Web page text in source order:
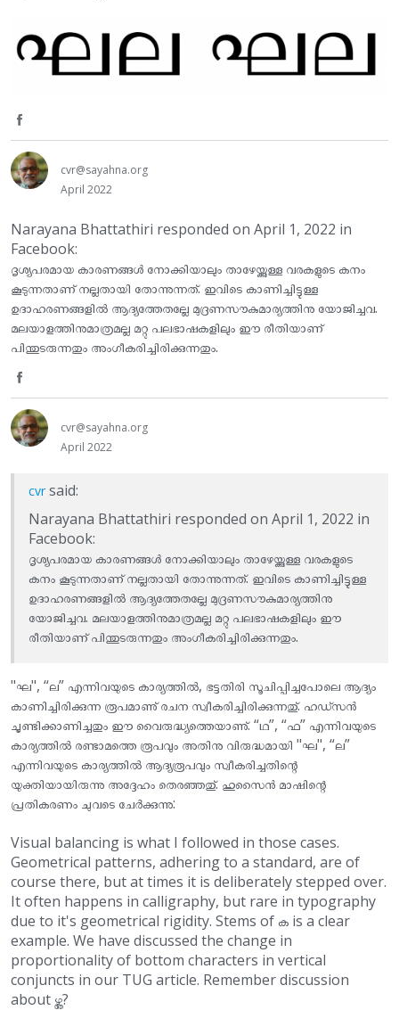
h
r
e
o
F
a
c
e
b
cvr@sayahna.org
April 2022
Narayana Bhattathiri responded on April 1, 2022 in
Facebook:
ദൃശ്യപരമായ കാരണങ്ങള്‍ നോക്കിയാലും താഴേയ്ക്കുള്ള വരകളുടെ കനം
കൂടുന്നതാണ് നല്ലതായി തോന്നുന്നത്. ഇവിടെ കാണിച്ചിട്ടുള്ള
ഉദാഹരണങ്ങളില്‍ ആദ്യത്തേതല്ലേ മുദ്രണസൗകുമാര്യത്തിനു യോജിച്ചവ.
മലയാളത്തിനുമാത്രമല്ല മറ്റു പലഭാഷകളിലും ഈ രീതിയാണ്
പിന്തുടരുന്നതും അംഗീകരിച്ചിരിക്കുന്നതും.
h
e
b
o
cvr@sayahna.org
April 2022
cvr said:
Narayana Bhattathiri responded on April 1, 2022 in
Facebook:
ദൃശ്യപരമായ കാരണങ്ങള്‍ നോക്കിയാലും താഴേയ്ക്കുള്ള വരകളുടെ
കനം കൂടുന്നതാണ് നല്ലതായി തോന്നുന്നത്. ഇവിടെ കാണിച്ചിട്ടുള്ള
ഉദാഹരണങ്ങളില്‍ ആദ്യത്തേതല്ലേ മുദ്രണസൗകുമാര്യത്തിനു
യോജിച്ചവ. മലയാളത്തിനുമാത്രമല്ല മറ്റു പലഭാഷകളിലും ഈ
രീതിയാണ് പിന്തുടരുന്നതും അംഗീകരിച്ചിരിക്കുന്നതും.
"ഘ", “ല” എന്നിവയുടെ കാര്യത്തിൽ, ഭട്ടതിരി സൂചിപ്പിച്ചപോലെ ആദ്യം
കാണിച്ചിരിക്കുന്ന രൂപമാണു് രചന സ്വീകരിച്ചിരിക്കുന്നതു്. ഹഡ്സൻ
ചൂണ്ടിക്കാണിച്ചതും ഈ വൈരുദ്ധ്യത്തെയാണു്. “ഥ”, “ഫ” എന്നിവയുടെ
കാര്യത്തിൽ രണ്ടാമത്തെ രൂപവും അതിനു വിരുദ്ധമായി "ഘ", “ല”
എന്നിവയുടെ കാര്യത്തിൽ ആദ്യരൂപവും സ്വീകരിച്ചതിന്റെ
യുക്തിയായിരുന്നു അദ്ദേഹം തെരഞ്ഞതു്. ഹുസൈൻ മാഷിന്റെ
പ്രതികരണം ചുവടെ ചേർക്കുന്നു:
Visual balancing is what I followed in those cases.
Geometrical patterns, adhering to a standard, are of
course there, but at times it is deliberately stepped over.
It often happens in calligraphy, but rare in typography
due to it's geometrical rigidity. Stems of ക is a clear
example. We have discussed the change in
proportionality of bottom characters in vertical
conjuncts in our TUG article. Remember discussion
about ഴ്ത്ത?